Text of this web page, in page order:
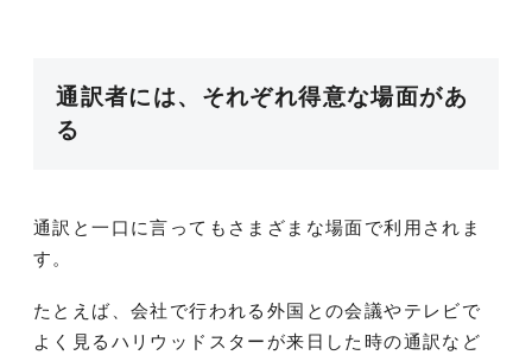
通訳者には、それぞれ得意な場面があ
る
通訳と一口に言ってもさまざまな場面で利用されま
す。
たとえば、会社で行われる外国との会議やテレビで
よく見るハリウッドスターが来日した時の通訳など